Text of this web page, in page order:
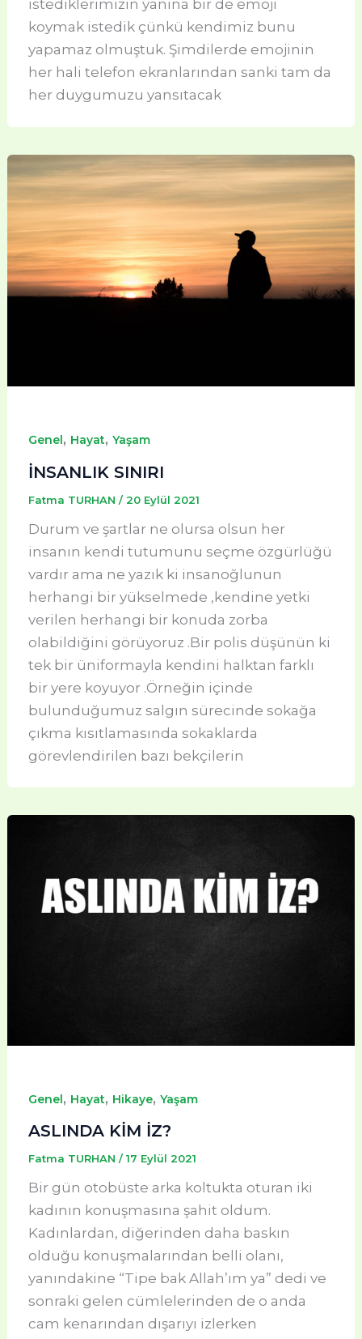
istediklerimizin yanına bir de emoji
koymak istedik çünkü kendimiz bunu
yapamaz olmuştuk. Şimdilerde emojinin
her hali telefon ekranlarından sanki tam da
her duygumuzu yansıtacak
Genel, Hayat, Yaşam
İNSANLIK SINIRI
Fatma TURHAN / 20 Eylül 2021
Durum ve şartlar ne olursa olsun her
insanın kendi tutumunu seçme özgürlüğü
vardır ama ne yazık ki insanoğlunun
herhangi bir yükselmede ,kendine yetki
verilen herhangi bir konuda zorba
olabildiğini görüyoruz .Bir polis düşünün ki
tek bir üniformayla kendini halktan farklı
bir yere koyuyor .Örneğin içinde
bulunduğumuz salgın sürecinde sokağa
çıkma kısıtlamasında sokaklarda
görevlendirilen bazı bekçilerin
Genel, Hayat, Hikaye, Yaşam
ASLINDA KİM İZ?
Fatma TURHAN /17 Eylül 2021
Bir gün otobüste arka koltukta oturan iki
kadının konuşmasına şahit oldum.
Kadınlardan, diğerinden daha baskın
olduğu konuşmalarından belli olanı,
yanındakine “Tipe bak Allah’ım ya” dedi ve
sonraki gelen cümlelerinden de o anda
cam kenarından dışarıyı izlerken